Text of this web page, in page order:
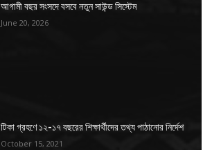
আগামী বছর সংসদে বসবে নতুন সাউন্ড সিস্টেম
June 20, 2026
টিকা গ্রহণে ১২-১৭ বছরের শিক্ষার্থীদের তথ্য পাঠানোর নির্দেশ
October 15, 2021